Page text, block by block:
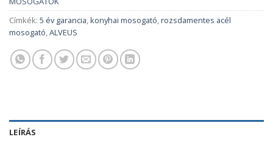
Címkék: 5 év garancia,konyhai mosogató,rozsdamentes acél
mosogató,ALVEUS
LEÍRÁS